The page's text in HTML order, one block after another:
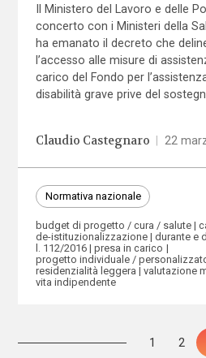
Il Ministero del Lavoro e delle
concerto con i Ministeri della
ha emanato il decreto che
l’accesso alle misure di
carico del Fondo per
disabilità grave prive del
Claudio Castegnaro 22
Normativa nazionale
budget di progetto / cura / salute
de-istituzionalizzazione
durante e
l. 112/2016
presa in carico
progetto individuale /
residenzialità leggera
valutazione
vita indipendente
PaginazionePagina
1 Pagina
2